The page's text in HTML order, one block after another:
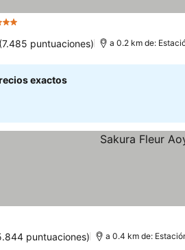
(7.485 puntuaciones) a 0.2 km de:
exactos
puntuaciones) a 0.4 km de: